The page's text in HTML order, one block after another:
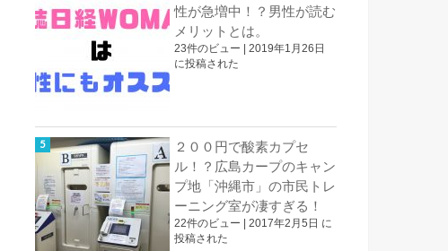
性が急増中！？男性が読む
メリットとは。
23件のビュー | 2019年1月26日
に投稿された
２００円で酸素カプセ
ル！？広島カープのキャン
プ地「沖縄市」の市民トレ
ーニング室が凄すぎる！
22件のビュー
2017年2月5日 に
投稿された